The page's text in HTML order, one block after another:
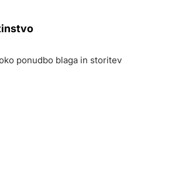
ponudbo blaga in storitev